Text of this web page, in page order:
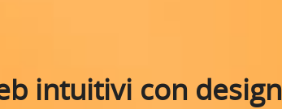
intuitivi con design